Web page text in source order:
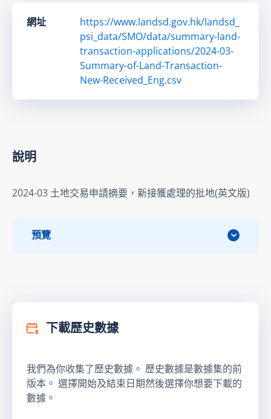
網址
https://www.landsd.gov.hk/landsd_
psi_data/SMO/data/summary-land-
transaction-applications/2024-03-
Summary-of-Land-Transaction-
New-Received_Eng.csv
說明
2024-03 土地交易申請摘要，新接獲處理的批地(英文版)
預覽
下載歷史數據
我們為你收集了歷史數據。 歷史數據是數據集的前
版本。 選擇開始及結束日期然後選擇你想要下載的
數據。